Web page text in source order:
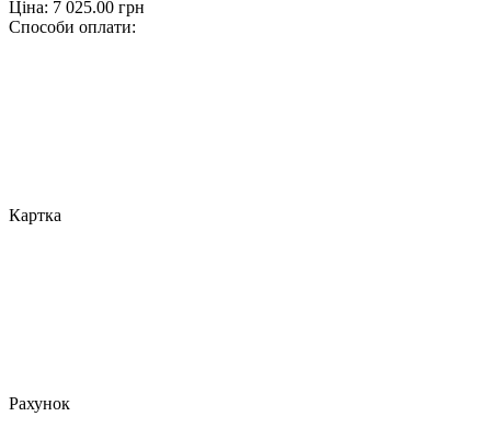
Ціна: 7 025.00 грн
Способи оплати:
Картка
Рахунок